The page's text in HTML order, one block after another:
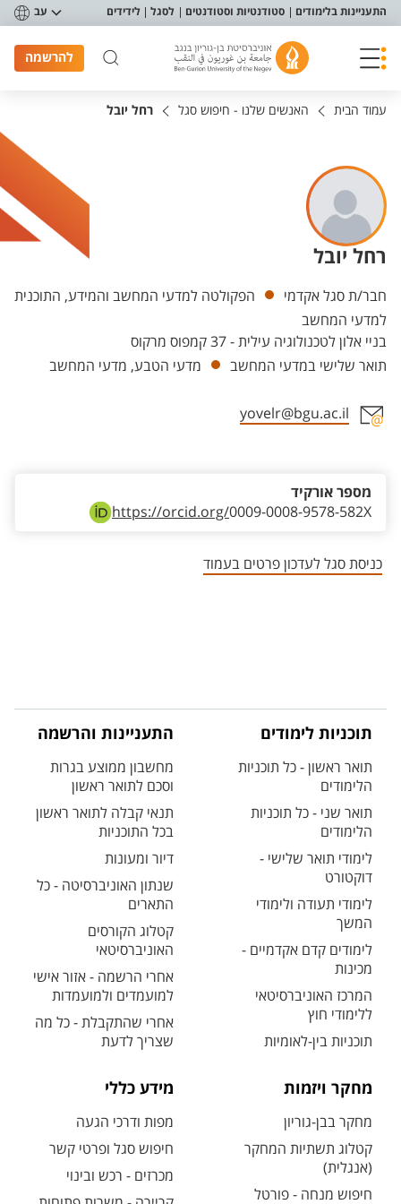
תפריט נגישות
התעניינות בלימודים סטודנטיות וסטודנטים לסגל לידידים עב
להרשמה
עמוד הבית האנשים שלנו - חיפוש סגל רחל יובל
רחל יובל
יחידות
חבר/ת סגל אקדמי
הפקולטה למדעי המחשב והמידע, התוכנית
למדעי המחשב
בניי אלון לטכנולוגיה עילית - 37 קמפוס מרקוס
תואר שלישי במדעי המחשב
מדעי הטבע, מדעי המחשב
yovelr@bgu.ac.il
https://orcid.org/0009-0008-9578-582X
מספר אורקיד
כניסת סגל לעדכון פרטים בעמוד
תוכניות לימודים
תואר ראשון - כל תוכניות
הלימודים
תואר שני - כל תוכניות
הלימודים
לימודי תואר שלישי -
דוקטורט
לימודי תעודה ולימודי
המשך
לימודים קדם אקדמיים -
מכינות
המרכז האוניברסיטאי
ללימודי חוץ
תוכניות בין-לאומיות
התעניינות והרשמה
מחשבון ממוצע בגרות
וסכם לתואר ראשון
תנאי קבלה לתואר ראשון
בכל התוכניות
דיור ומעונות
שנתון האוניברסיטה - כל
התארים
קטלוג הקורסים
האוניברסיטאי
אחרי הרשמה - אזור אישי
למועמדים ולמועמדות
אחרי שהתקבלת - כל מה
שצריך לדעת
מחקר ויזמות
מחקר בבן-גוריון
קטלוג תשתיות המחקר
(אנגלית)
חיפוש מנחה - פורטל
מידע כללי
מפות ודרכי הגעה
חיפוש סגל ופרטי קשר
מכרזים - רכש ובינוי